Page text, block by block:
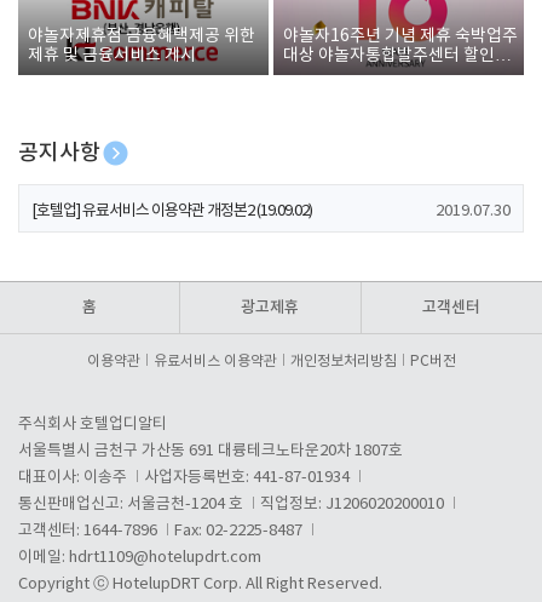
야놀자제휴점 금융혜택제공 위한
제휴 및 금융서비스 게시
야놀자16주년 기념 제휴 숙박업주
대상 야놀자통합발주센터 할인쿠
폰 증정
공지사항
[호텔업] 개인정보 처리방침 개정본1 (19.09.02)
[호텔업] 유료서비스 이용약관 개정본2 (19.09.02) 2019.07.30
홈 광고제휴 고객센터
이용약관 유료서비스 이용약관 개인정보처리방침 PC버전
주식회사 호텔업디알티
서울특별시 금천구 가산동 691 대륭테크노타운20차 1807호
대표이사: 이송주
사업자등록번호: 441-87-01934
통신판매업신고: 서울금천-1204 호
직업정보: J1206020200010
고객센터: 1644-7896
Fax: 02-2225-8487
이메일: hdrt1109@hotelupdrt.com
Copyright ⓒ HotelupDRT Corp. All Right Reserved.